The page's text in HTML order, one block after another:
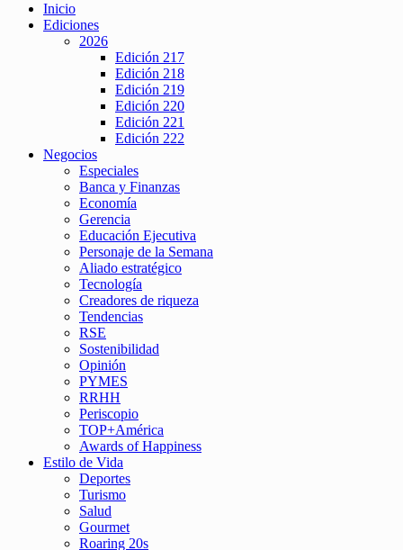
Inicio
Ediciones
2026
Edición 217
Edición 218
Edición 219
Edición 220
Edición 221
Edición 222
Negocios
Especiales
Banca y Finanzas
Economía
Gerencia
Educación Ejecutiva
Personaje de la Semana
Aliado estratégico
Tecnología
Creadores de riqueza
Tendencias
RSE
Sostenibilidad
Opinión
PYMES
RRHH
Periscopio
TOP+América
Awards of Happiness
Estilo de Vida
Deportes
Turismo
Salud
Gourmet
Roaring 20s